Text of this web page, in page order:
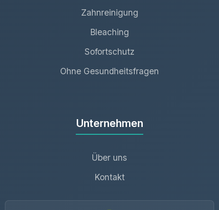
Zahnreinigung
Bleaching
Sofortschutz
Ohne Gesundheitsfragen
Unternehmen
Über uns
Kontakt